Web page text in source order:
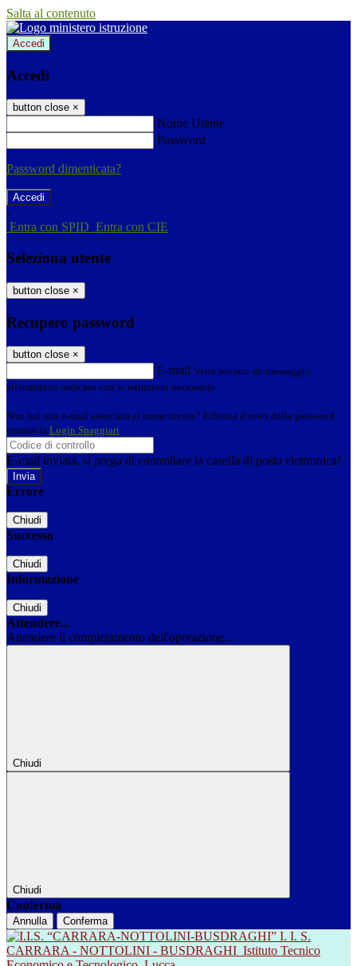
Salta al contenuto
Accedi
Accedi
button close ×
Nome Utente
Password
Password dimenticata?
-
Entra con SPID Entra con CIE
Seleziona utente
button close ×
Recupero password
button close ×
E-mail Verrà inviato un messaggio
all'indirizzo indicato con le istruzioni necessarie.
Non hai una e-mail associata al nome utente? Effettua il reset della password
tramite la Login Spaggiari
E-mail inviata, si prega di controllare la casella di posta elettronica!
Errore
Chiudi
Successo
Chiudi
Informazione
Chiudi
Attendere...
Attendere il completamento dell'operazione...
Chiudi
Chiudi
Conferma
Annulla Conferma
I. I. S.
CARRARA - NOTTOLINI - BUSDRAGHI Istituto Tecnico